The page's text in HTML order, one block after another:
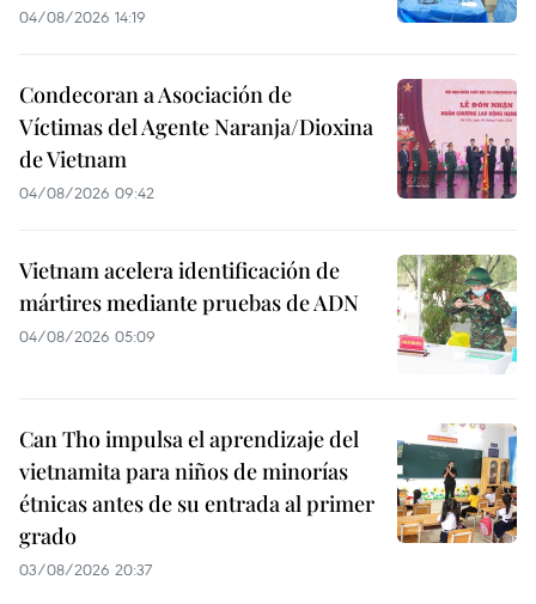
04/08/2026 14:19
Condecoran a Asociación de
Víctimas del Agente Naranja/Dioxina
de Vietnam
04/08/2026 09:42
Vietnam acelera identificación de
mártires mediante pruebas de ADN
04/08/2026 05:09
Can Tho impulsa el aprendizaje del
vietnamita para niños de minorías
étnicas antes de su entrada al primer
grado
03/08/2026 20:37